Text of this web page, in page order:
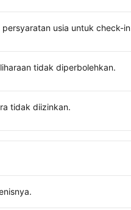
usia untuk check-in
tidak diperbolehkan.
tidak diizinkan.